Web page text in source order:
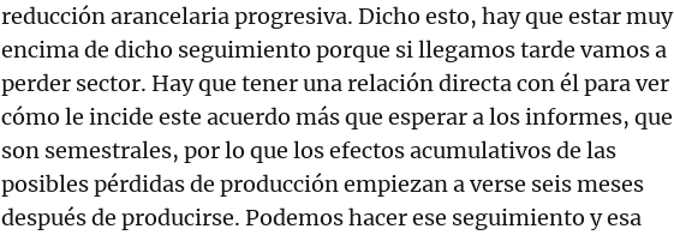
reducción arancelaria progresiva. Dicho esto, hay que estar muy
encima de dicho seguimiento porque si llegamos tarde vamos a
perder sector. Hay que tener una relación directa con él para ver
cómo le incide este acuerdo más que esperar a los informes, que
son semestrales, por lo que los efectos acumulativos de las
posibles pérdidas de producción empiezan a verse seis meses
después de producirse. Podemos hacer ese seguimiento y esa